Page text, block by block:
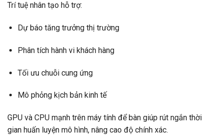
Trí tuệ nhân tạo hỗ trợ:
Dự báo tăng trưởng thị trường
Phân tích hành vi khách hàng
Tối ưu chuỗi cung ứng
Mô phỏng kịch bản kinh tế
GPU và CPU mạnh trên máy tính để bàn giúp rút ngắn thời
gian huấn luyện mô hình, nâng cao độ chính xác.